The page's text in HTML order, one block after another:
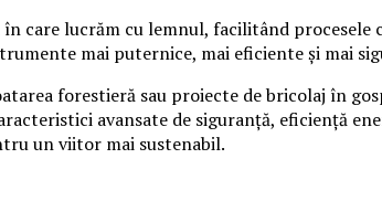
care lucrăm cu lemnul, facilitând
mai puternice, mai eficiente și mai
forestieră sau proiecte de bricolaj în
avansate de siguranță, eficiență
un viitor mai sustenabil.